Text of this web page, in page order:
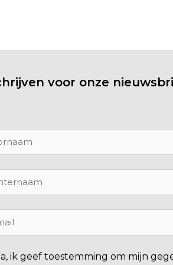
voor onze
ik geef toestemming om mijn